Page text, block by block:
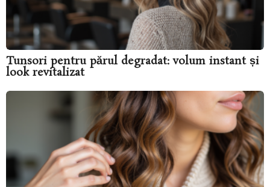
Tunsori pentru părul degradat: volum instant și
look revitalizat